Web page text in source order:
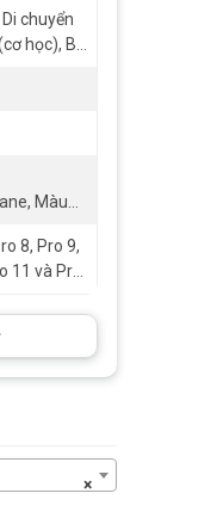
chuyển
học), Bố
chức
cho
tiếng
khiển
độ sáng
Màu
8, Pro 9,
11 và Pro
×